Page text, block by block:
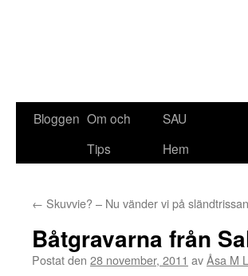
GåBloggen Om och
Tips
SAU
Hem
← Skuvvie? – Nu vänder vi på
Båtgravarna från
Postat den 28 november, 2011 avÅsa M